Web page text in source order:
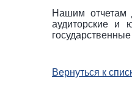
Нашим отчетам
аудиторские и
Вернуться к